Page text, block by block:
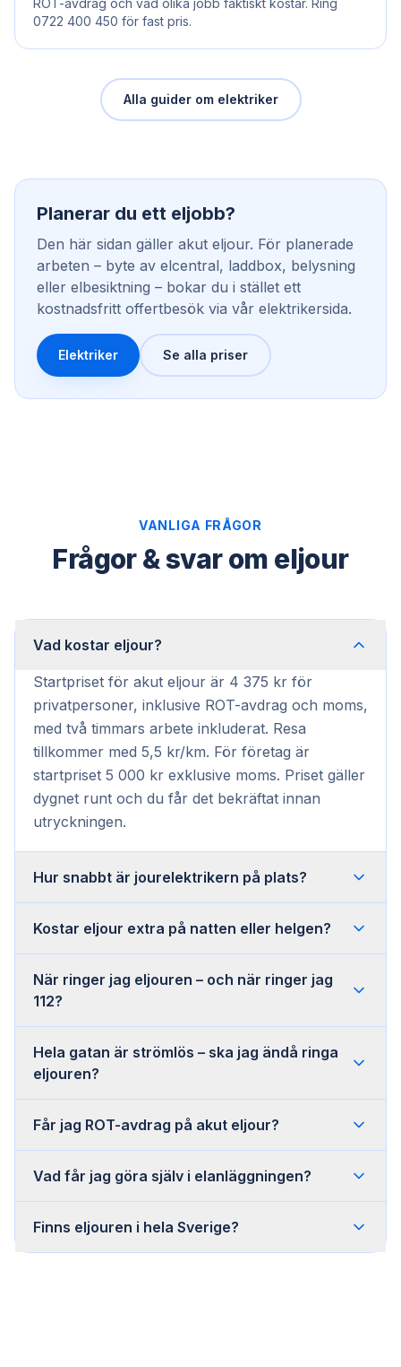
ROT-avdrag och vad olika jobb faktiskt kostar. Ring
0722 400 450 för fast pris.
Alla guider om elektriker
Planerar du ett eljobb?
Den här sidan gäller akut eljour. För planerade
arbeten – byte av elcentral, laddbox, belysning
eller elbesiktning – bokar du i stället ett
kostnadsfritt offertbesök via vår elektrikersida.
Elektriker Se alla priser
VANLIGA FRÅGOR
Frågor & svar om eljour
Vad kostar eljour?
Startpriset för akut eljour är 4 375 kr för
privatpersoner, inklusive ROT-avdrag och moms,
med två timmars arbete inkluderat. Resa
tillkommer med 5,5 kr/km. För företag är
startpriset 5 000 kr exklusive moms. Priset gäller
dygnet runt och du får det bekräftat innan
utryckningen.
Hur snabbt är jourelektrikern på plats?
Kostar eljour extra på natten eller helgen?
När ringer jag eljouren – och när ringer jag
112?
Hela gatan är strömlös – ska jag ändå ringa
eljouren?
Får jag ROT-avdrag på akut eljour?
Vad får jag göra själv i elanläggningen?
Finns eljouren i hela Sverige?